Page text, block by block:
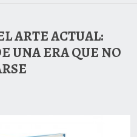
ARTE ACTUAL:
UNA ERA QUE NO